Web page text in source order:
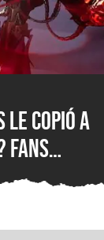
le copió a
Fans
Hood con el